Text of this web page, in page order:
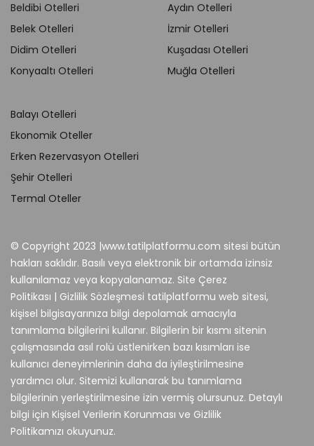
Beldibi Otelleri
Belek Otelleri
Didim Otelleri
Konyaaltı Otelleri
Aydın Otelleri
İzmir Otelleri
Kuşadası Otelleri
Muğla Otelleri
Balayı Otelleri
Ekonomik Oteller
Erken Rezervasyon Otelleri
Şehir Otelleri
Termal Oteller
© Copyright 2023 |www.tatilplatformu.com sitesi bütün
hakları saklıdır. Basılı veya elektronik bir ortamda izinsiz
kullanılamaz veya kopyalanamaz. Site Çerez
Politikası | Gizlilik Sözleşmesi tatilplatformu web sitesi,
kişisel bilgisayarınıza bilgi depolamak amacıyla
tanımlama bilgilerini kullanır. Bilgilerin bir kısmı sitenin
çalışmasında asıl rolü üstlenirken bazı kısımları ise
kullanıcı deneyimlerinin daha da iyileştirilmesine
yardımcı olur. Sitemizi kullanarak bu tanımlama
bilgilerinin yerleştirilmesine izin vermiş olursunuz. Detaylı
bilgi için Kişisel Verilerin Korunması ve Gizlilik
Politikamızı okuyunuz.